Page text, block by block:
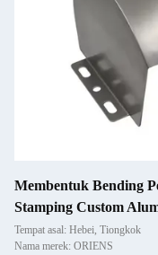
Membentuk Bending
Stamping Custom
Tempat asal: Hebei, Tiongkok
Nama merek: ORIENS